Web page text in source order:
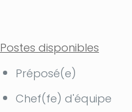
Postes disponibles
Préposé(e)
Chef(fe) d'équipe